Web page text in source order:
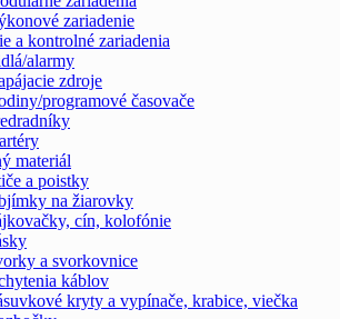
zariadenie
a kontrolné zariadenia
alarmy
zdroje
programové časovače
materiál
a poistky
na žiarovky
cín, kolofónie
a svorkovnice
káblov
kryty a vypínače, krabice, viečka